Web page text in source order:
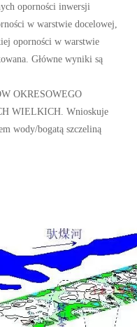
oporności inwersji
w warstwie docelowej,
oporności w warstwie
Główne wyniki są
OKRESOWEGO
WIELKICH. Wnioskuje
wody/bogatą szczeliną